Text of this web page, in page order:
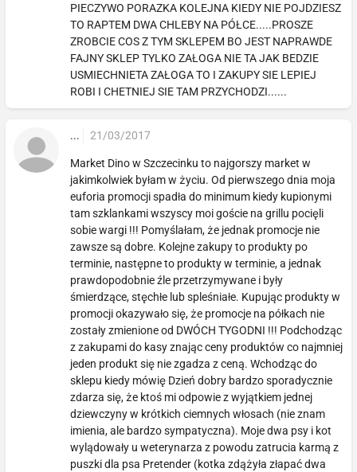
PIECZYWO PORAZKA KOLEJNA KIEDY NIE POJDZIESZ
TO RAPTEM DWA CHLEBY NA PÓŁCE.....PROSZE
ZROBCIE COS Z TYM SKLEPEM BO JEST NAPRAWDE
FAJNY SKLEP TYLKO ZAŁOGA NIE TA JAK BEDZIE
USMIECHNIETA ZAŁOGA TO I ZAKUPY SIE LEPIEJ
ROBI I CHETNIEJ SIE TAM PRZYCHODZI......
... 21/03/2017
Market Dino w Szczecinku to najgorszy market w
jakimkolwiek byłam w życiu. Od pierwszego dnia moja
euforia promocji spadła do minimum kiedy kupionymi
tam szklankami wszyscy moi goście na grillu pocięli
sobie wargi !!! Pomyślałam, że jednak promocje nie
zawsze są dobre. Kolejne zakupy to produkty po
terminie, następne to produkty w terminie, a jednak
prawdopodobnie źle przetrzymywane i były
śmierdzące, stęchłe lub spleśniałe. Kupując produkty w
promocji okazywało się, że promocje na półkach nie
zostały zmienione od DWÓCH TYGODNI !!! Podchodząc
z zakupami do kasy znając ceny produktów co najmniej
jeden produkt się nie zgadza z ceną. Wchodząc do
sklepu kiedy mówię Dzień dobry bardzo sporadycznie
zdarza się, że ktoś mi odpowie z wyjątkiem jednej
dziewczyny w krótkich ciemnych włosach (nie znam
imienia, ale bardzo sympatyczna). Moje dwa psy i kot
wylądowały u weterynarza z powodu zatrucia karmą z
puszki dla psa Pretender (kotka zdążyła złapać dwa